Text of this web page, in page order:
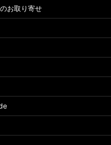
］純正パーツリスト
Metanium］純正パーツリスト
ｇ/MgDC［Metanium］純正パー
ANTARES］純正パーツリスト
MGL］純正パーツリスト
Metanium］純正パーツリスト
］純正パーツリスト
お取り寄せ